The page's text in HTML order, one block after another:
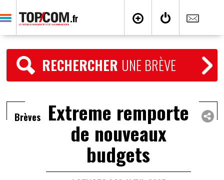
RECHERCHER UNE BRÈVE
Brèves Extreme remporte
de nouveaux
budgets